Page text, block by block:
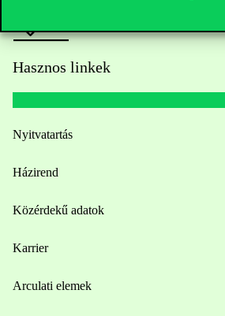
Hasznos linkek
Nyitvatartás
Házirend
Közérdekű adatok
Karrier
Arculati elemek